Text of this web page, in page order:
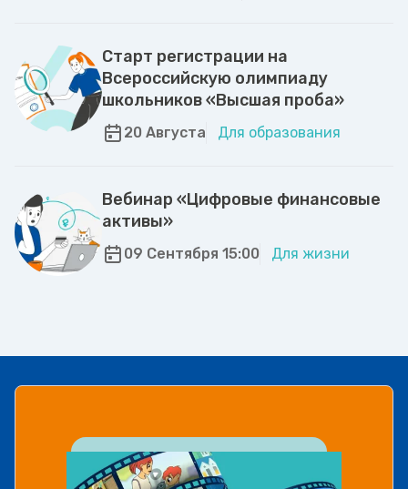
Старт регистрации на
Всероссийскую олимпиаду
школьников «Высшая проба»
20 Августа Для образования
Вебинар «Цифровые финансовые
активы»
09 Сентября 15:00 Для жизни